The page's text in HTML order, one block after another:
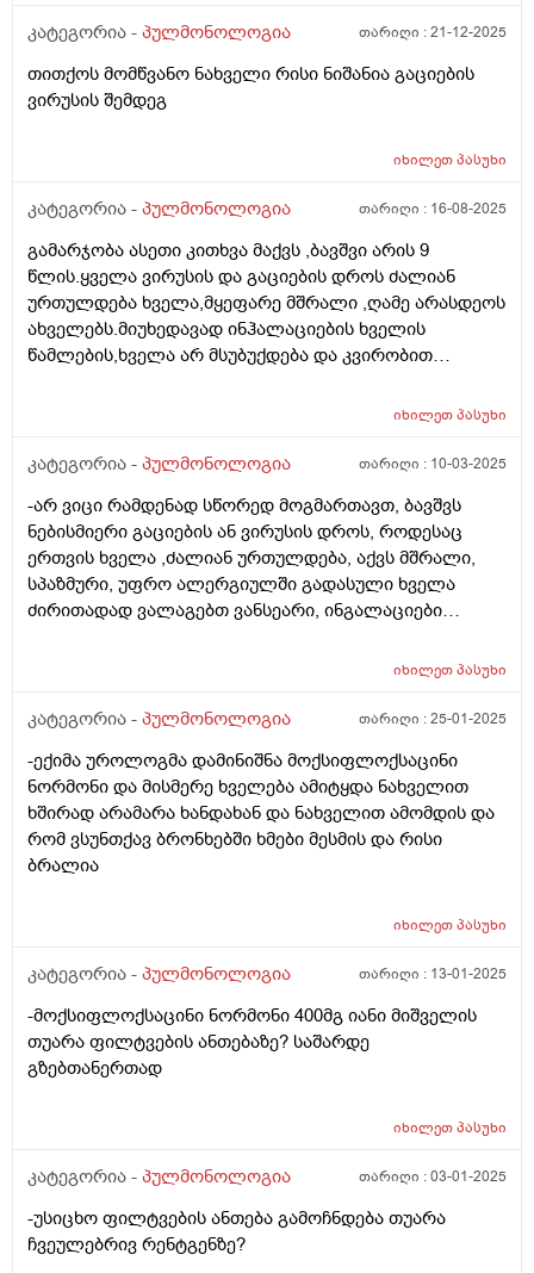
კატეგორია - პულმონოლოგია თარიღი :21-12-2025
თითქოს მომწვანო ნახველი რისი ნიშანია გაციების
ვირუსის შემდეგ
იხილეთპასუხი
კატეგორია - პულმონოლოგია თარიღი : 16-08-2025
გამარჯობა ასეთი კითხვა მაქვს ,ბავშვი არის 9
წლის.ყველა ვირუსის და გაციების დროს ძალიან
ურთულდება ხველა,მყეფარე მშრალი ,ღამე არასდეოს
ახველებს.მიუხედავად ინჰალაციების ხველის
წამლების,ხველა არ მსუბუქდება და კვირობით
და აზიმაკზე ალაგდა.ახლა ვფიქრობ პულმონოლოგს
ხველის ტიპია და იქნევ სხვანაირი მიდგომა
და ნორმაა.რას მირჩევთ ან როდის ჯობია როდესაც
აქტიურია ხველა ? ან ანტიბიოტიკებით ნამკურნალევზე
მიიღება სპეციალისტი ზუსტ სურათს.სპირომეტრია
როდის ჩატარდეს რას მირჩევთ.ყველა დახველება
უკვე მეშენია.ნახველში არასდროს გადადის მშრალი
იხილეთპასუხი
კატეგორია - პულმონოლოგია თარიღი : 10-03-2025
-არ ვიცი რამდენად სწორედ მოგმართავთ, ბავშვს
ნებისმიერი გაციების ან ვირუსის დროს, როდესაც
ერთვის ხველა ,ძალიან ურთულდება, აქვს მშრალი,
სპაზმური, უფრო ალერგიულში გადასული ხველა
ძირითადად ვალაგებთ ვანსეარი, ინგალაციები
ბრონხოსპაზმი აქვს, ალერგოლოგის ვიზიტი ხომ არ
ნახველში გადასული ხველა
იხილეთპასუხი
კატეგორია - პულმონოლოგია თარიღი :25-01-2025
-ექიმა უროლოგმა დამინიშნა მოქსიფლოქსაცინი
ნორმონი და მისმერე ხველება ამიტყდა ნახველით
ხშირად არამარა ხანდახან და ნახველით ამომდის და
რომ ვსუნთქავ ბრონხებში ხმები მესმის და რისი
ბრალია
იხილეთპასუხი
კატეგორია - პულმონოლოგია თარიღი : 13-01-2025
-მოქსიფლოქსაცინი ნორმონი 400მგ იანი მიშველის
თუარა ფილტვების ანთებაზე? საშარდე
გზებთანერთად
იხილეთპასუხი
კატეგორია - პულმონოლოგია თარიღი :03-01-2025
-უსიცხო ფილტვების ანთება გამოჩნდება თუარა
ჩვეულებრივ რენტგენზე?